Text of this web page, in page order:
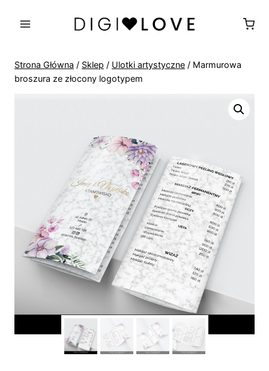
Strona Główna / Sklep / Ulotki artystyczne / Marmurowa
broszura ze złocony logotypem